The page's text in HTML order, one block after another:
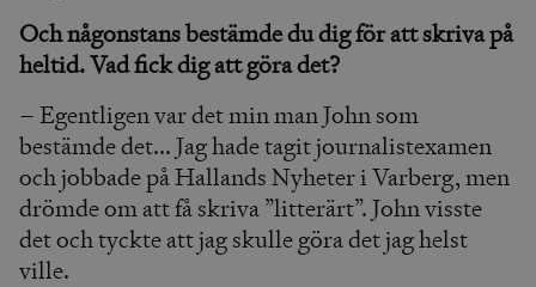
Och någonstans bestämde du dig för att skriva på
heltid. Vad fick dig att göra det?
– Egentligen var det min man John som
bestämde det... Jag hade tagit journalistexamen
och jobbade på Hallands Nyheter i Varberg, men
drömde om att få skriva ”litterärt”. John visste
det och tyckte att jag skulle göra det jag helst
ville.